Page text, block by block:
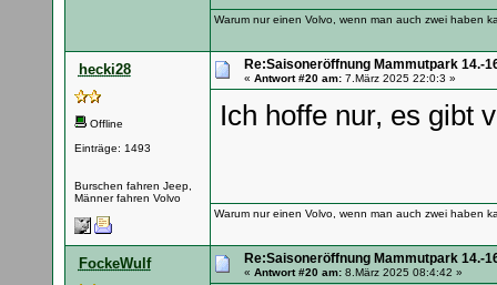
Warum nur einen Volvo, wenn man auch zwei haben
hecki28
Offline
Einträge: 1493
Burschen fahren Jeep,
Männer fahren Volvo
Re:Saisoneröffnung Mammutpark 14.-
« Antwort #20 am:7.März 2025 22:0:3 »
Ich hoffe nur, es gibt
Warum nur einen Volvo, wenn man auch zwei haben
FockeWulf Re:Saisoneröffnung Mammutpark 14.-
« Antwort #20 am:8.März 2025 08:4:42 »